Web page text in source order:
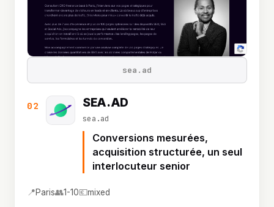
02 SEA.AD
sea.ad
Conversions mesurées,
acquisition structurée, un seul
interlocuteur senior
📍Paris👥1-10💶mixed
sea.ad